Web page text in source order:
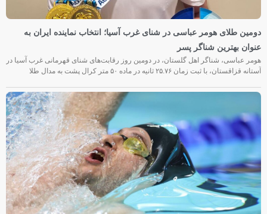
دومین طلای هومر عباسی در شنای غرب آسیا؛ انتخاب نماینده ایران به
عنوان بهترین شناگر پسر
هومر عباسی، شناگر اهل گلستان، در دومین روز رقابت‌های شنای قهرمانی غرب آسیا در
آستانه قزاقستان، با ثبت زمان ۲۵.۷۶ ثانیه در ماده ۵۰ متر کرال پشت به مدال طلا